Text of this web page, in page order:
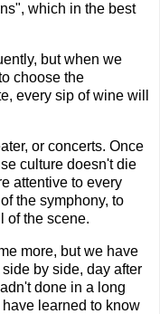
which in the best
but when we
choose the
every sip of wine will
or concerts. Once
culture doesn't die
attentive to every
the symphony, to
of the scene.
more, but we have
by side, day after
done in a long
learned to know